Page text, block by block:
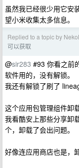
虽然我已经很少用它安
望小米收集太多信息。
Replied to a topic by
可以获取
@sir283 #93 你看之前
软件用的，没有解锁。
我还有解锁了刷了
这个应用包管理组件卸
我看酷安上那些分享卸
个，卸载了会出问题。
好像连应用商店也是，